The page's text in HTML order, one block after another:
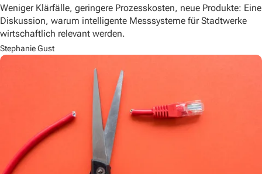
Weniger Klärfälle, geringere Prozesskosten, neue Produkte: Eine
Diskussion, warum intelligente Messsysteme für Stadtwerke
wirtschaftlich relevant werden.
Stephanie Gust